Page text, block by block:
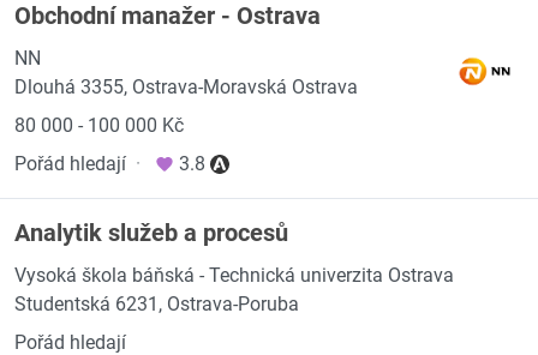
Obchodní manažer - Ostrava
NN
Dlouhá 3355, Ostrava-Moravská Ostrava
80 000 - 100 000 Kč
Pořád hledají · 3.8
Analytik služeb a procesů
Vysoká škola báňská - Technická univerzita Ostrava
Studentská 6231, Ostrava-Poruba
Pořád hledají